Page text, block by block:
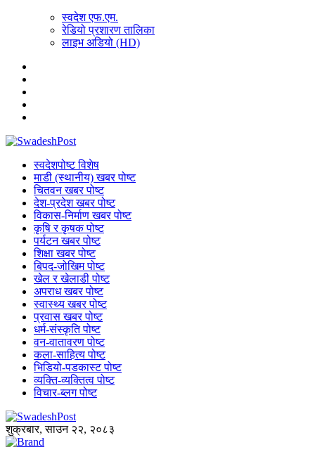
स्वदेश एफ.एम.
रेडियो प्रशारण तालिका
लाइभ अडियो (HD)
स्वदेशपोष्ट विशेष
माडी (स्थानीय) खबर पोष्ट
चितवन खबर पोष्ट
देश-प्रदेश खबर पोष्ट
विकास-निर्माण खबर पोष्ट
कृषि र कृषक पोष्ट
पर्यटन खबर पोष्ट
शिक्षा खबर पोष्ट
बिपद-जोखिम पोष्ट
खेल र खेलाडी पोष्ट
अपराध खबर पोष्ट
स्वास्थ्य खबर पोष्ट
प्रवास खबर पोष्ट
धर्म-संस्कृति पोष्ट
वन-वातावरण पोष्ट
कला-साहित्य पोष्ट
भिडियो-पडकास्ट पोष्ट
व्यक्ति-व्यक्तित्व पोष्ट
विचार-ब्लग पोष्ट
शुक्रबार, साउन २२, २०८३